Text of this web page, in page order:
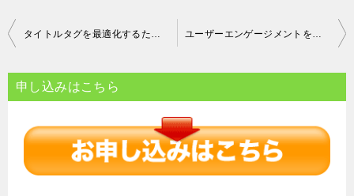
投
ナ
タイトルタグを最適化するためのステップとツールの活用法 効果的なキーワード選定のポイント ユーザーエンゲージメントを高める サイト滞在時間の延長とコンテンツ誘導戦略
申し込みはこちら